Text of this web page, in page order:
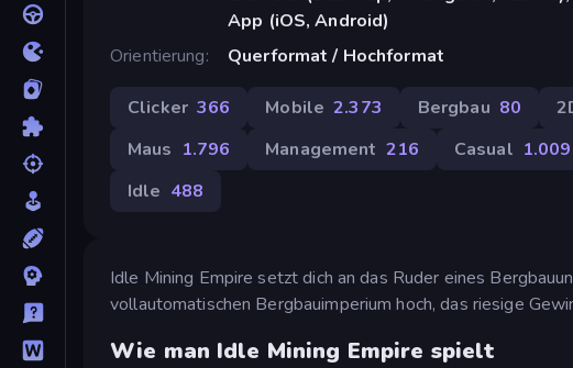
App (iOS, Android)
Orientierung
Querformat / Hochformat
Clicker 366 Mobile 2.373 Bergbau 80
Maus 1.796 Management 216 Casual 1.009
Idle 488
Idle Mining Empire setzt dich an das Ruder eines
vollautomatischen Bergbauimperium hoch, das riesige
Wie man Idle Mining Empire spielt